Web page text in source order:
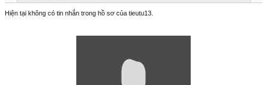
Hiện tại không có tin nhắn trong hồ sơ của tieutu13.